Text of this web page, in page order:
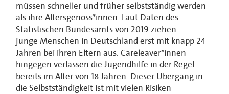
müssen schneller und früher selbstständig werden
als ihre Altersgenoss*innen. Laut Daten des
Statistischen Bundesamts von 2019 ziehen
junge Menschen in Deutschland erst mit knapp 24
Jahren bei ihren Eltern aus. Careleaver*innen
hingegen verlassen die Jugendhilfe in der Regel
bereits im Alter von 18 Jahren. Dieser Übergang in
die Selbstständigkeit ist mit vielen Risiken